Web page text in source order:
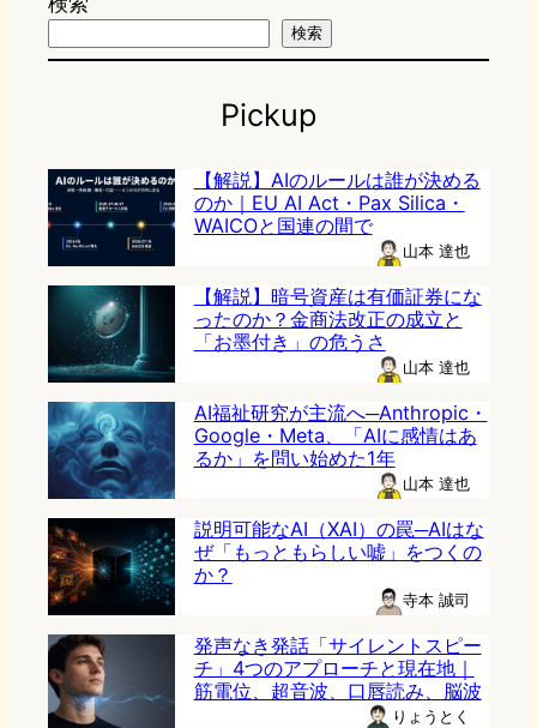
検索
Pickup
【解説】AIのルールは誰が決める
のか｜EU AI Act・Pax Silica・
WAICOと国連の間で
山本 達也
【解説】暗号資産は有価証券にな
ったのか？金商法改正の成立と
「お墨付き」の危うさ
山本 達也
AI福祉研究が主流へ─Anthropic・
Google・Meta、「AIに感情はあ
るか」を問い始めた1年
山本 達也
説明可能なAI（XAI）の罠─AIはな
ぜ「もっともらしい嘘」をつくの
か？
寺本 誠司
発声なき発話「サイレントスピー
チ」4つのアプローチと現在地｜
筋電位、超音波、口唇読み、脳波
りょうとく